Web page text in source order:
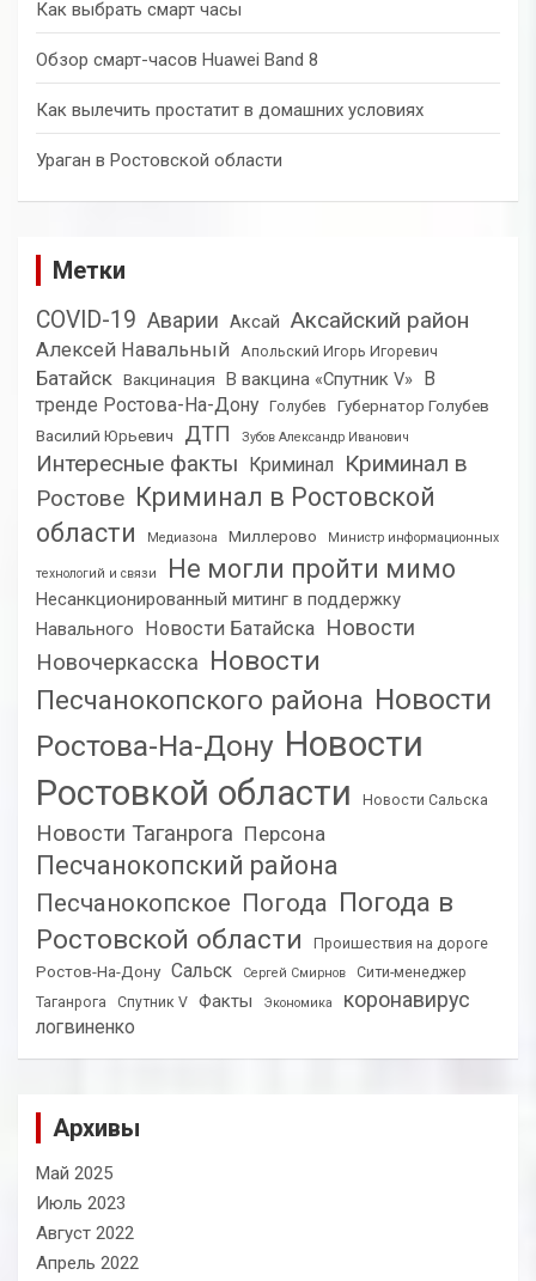
Как выбрать смарт часы
Обзор смарт-часов Huawei Band 8
Как вылечить простатит в домашних условиях
Ураган в Ростовской области
Метки
COVID-19 Аварии Аксай Аксайский район
Алексей Навальный Апольский Игорь Игоревич
Батайск Вакцинация В вакцина «Спутник V»
В
тренде Ростова-На-Дону
Голубев
Губернатор Голубев
Василий Юрьевич
ДТП Зубов Александр Иванович
Интересные факты Криминал
Криминал в
Ростове Криминал в Ростовской
области
Медиазона Миллерово Министр информационных
технологий и связи Не могли пройти мимо
Несанкционированный митинг в поддержку
Навального
Новости Батайска Новости
Новочеркасска Новости
Песчанокопского района Новости
Ростова-На-Дону Новости
Ростовкой области
Новости Сальска
Новости Таганрога Персона
Песчанокопский района
Песчанокопское Погода Погода в
Ростовской области
Проишествия на дороге
Ростов-На-Дону Сальск Сергей Смирнов
Сити-менеджер
Таганрога
Спутник V Факты Экономика коронавирус
логвиненко
Архивы
Май 2025
Июль 2023
Август 2022
Апрель 2022